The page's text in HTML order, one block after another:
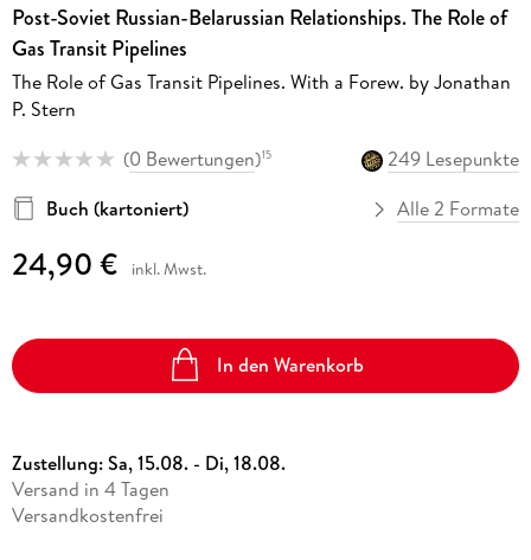
Post-Soviet Russian-Belarussian Relationships. The Role of
Gas Transit Pipelines
The Role of Gas Transit Pipelines. With a Forew. by Jonathan
P. Stern
(0 Bewertungen)15
249 Lesepunkte
Buch (kartoniert)
Alle 2 Formate
24,90 € inkl. Mwst.
In den Warenkorb
Zustellung:Sa, 15.08. - Di, 18.08.
Versand in 4 Tagen
Versandkostenfrei